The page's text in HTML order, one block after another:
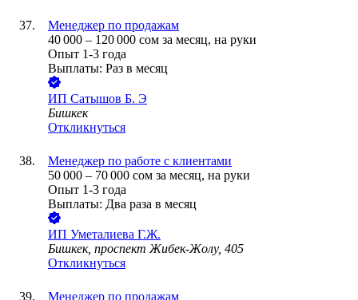
Менеджер по продажам
40 000 – 120 000 сом за месяц, на руки
Опыт 1-3 года
Выплаты: Раз в месяц
ИП Сатышов Б. Э
Бишкек
Откликнуться
Менеджер по работе с клиентами
50 000 – 70 000 сом за месяц, на руки
Опыт 1-3 года
Выплаты: Два раза в месяц
ИП Уметалиева Г.Ж.
Бишкек, проспект Жибек-Жолу, 405
Откликнуться
Менеджер по продажам